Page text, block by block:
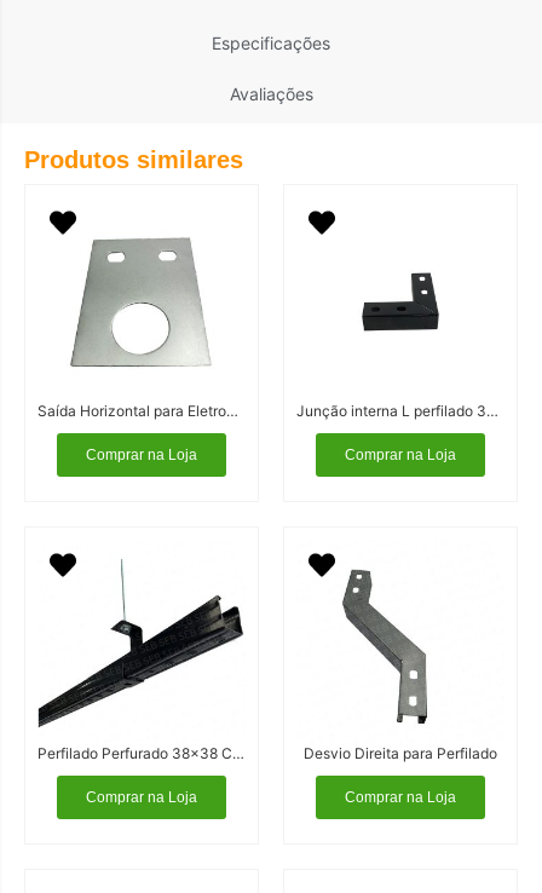
Especificações
Avaliações
Produtos similares
Saída Horizontal para Eletroduto
Comprar na Loja
Junção interna L perfilado 38×38 Cor Preta
Comprar na Loja
Perfilado Perfurado 38×38 Cor Preta
Comprar na Loja
Desvio Direita para Perfilado
Comprar na Loja